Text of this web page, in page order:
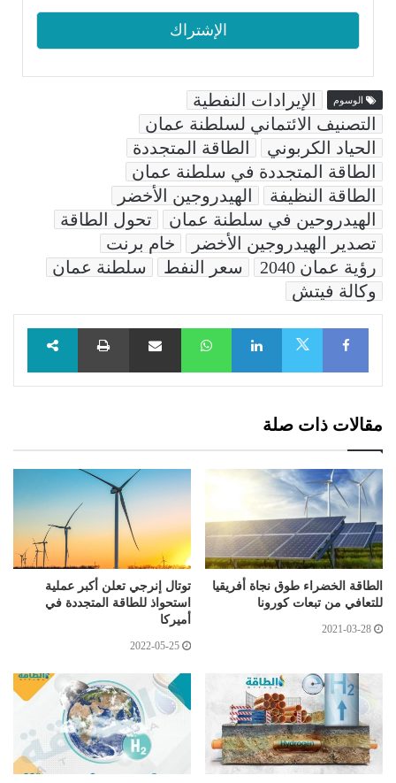
الوسوم
الإيرادات النفطية
التصنيف الائتماني لسلطنة عمان
الحياد الكربوني
الطاقة المتجددة
الطاقة المتجددة في سلطنة عمان
الطاقة النظيفة
الهيدروجين الأخضر
الهيدروحين في سلطنة عمان
تحول الطاقة
تصدير الهيدروجين الأخضر
خام برنت
رؤية عمان 2040
سعر النفط
سلطنة عمان
وكالة فيتش
Facebook
LinkedIn
WhatsAppمشاركة عبر البريد طباعة
مقالات ذات صلة
الطاقة الخضراء طوق نجاة أفريقيا
للتعافي من تبعات كورونا
2021-03-28
توتال إنرجي تعلن أكبر عملية
استحواذ للطاقة المتجددة في
أميركا
2022-05-25